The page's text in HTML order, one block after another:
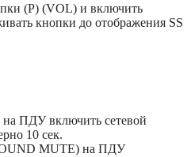
(Р) (VOL) и включить
кнопки до отображения SS
ПДУ включить сетевой
10 сек.
MUTE) на ПДУ